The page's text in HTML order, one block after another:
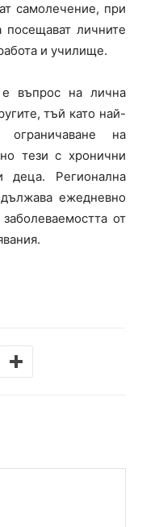
самолечение, при
личните
и училище.
е въпрос на лична
тъй като най-
на
тези с хронични
деца. Регионална
ежедневно
от